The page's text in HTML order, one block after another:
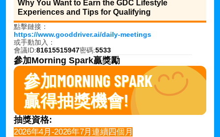
Why You Want to Earn the GDC Lifestyle
Experiences and Tips for Qualifying
點擊鏈接：
https://www.gooddriver.ai/daily-meetings
或手動加入：
會議ID:81615515947密碼:5533
參加Morning Spark贏獎勵
參加MORNING SPARK
贏得抽獎機會!
抽獎資格:
2026年4月-2026年7月連續四個月